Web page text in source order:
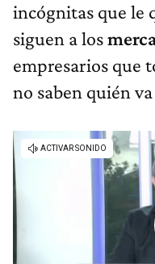
incógnitas que le
siguen a los
empresarios que
no saben quién